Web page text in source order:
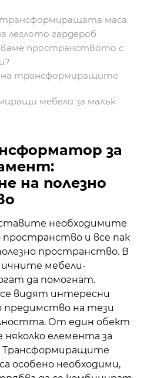
маса
леглото гардероб
пространството с
трансформиращите
мебели за малък
за
на полезно
необходимите
пространство и все пак
пространство. В
мебели-
да помогнат.
видят интересни
предимство на тези
От един обект
елемента за
Трансформиращите
особено необходими,